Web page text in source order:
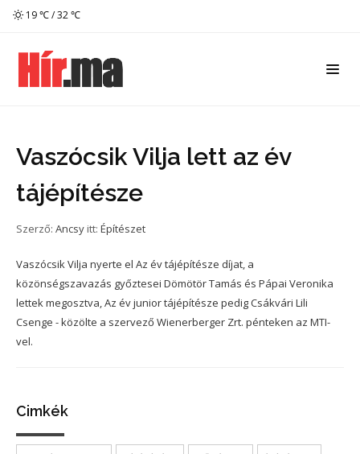
19 ℃ / 32 ℃
Vaszócsik Vilja lett az év
tájépítésze
Szerző: Ancsy itt: Építészet
Vaszócsik Vilja nyerte el Az év tájépítésze díjat, a
közönségszavazás győztesei Dömötör Tamás és Pápai Veronika
lettek megosztva, Az év junior tájépítésze pedig Csákvári Lili
Csenge - közölte a szervező Wienerberger Zrt. pénteken az MTI-
vel.
Cimkék